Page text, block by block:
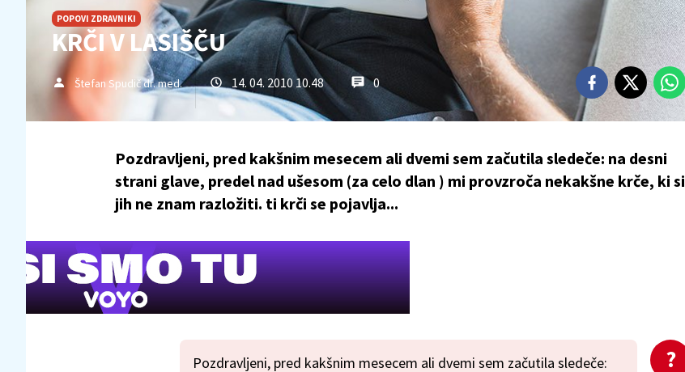
POPOVI ZDRAVNIKI
KRČI V LASIŠČU
Štefan Spudič dr. med. 14. 04. 2010 10.48 0
Pozdravljeni, pred kakšnim mesecem ali dvemi sem začutila sledeče: na desni
strani glave, predel nad ušesom (za celo dlan ) mi provzroča nekakšne krče, ki si
jih ne znam razložiti. ti krči se pojavlja...
Pozdravljeni, pred kakšnim mesecem ali dvemi sem začutila sledeče: